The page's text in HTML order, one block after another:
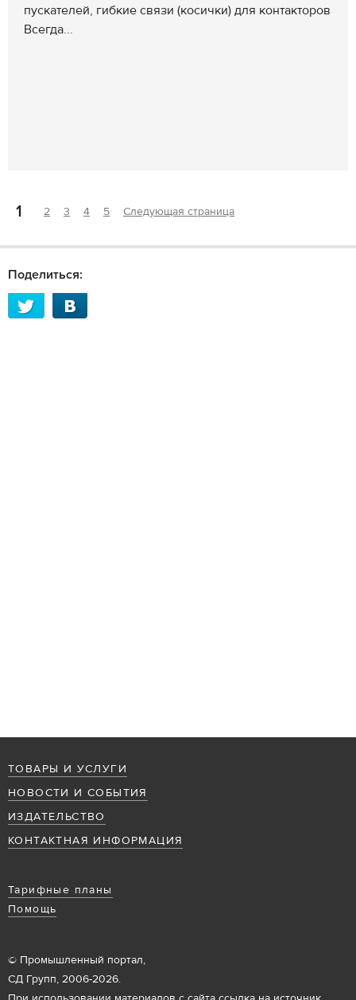
пускателей, гибкие связи (косички) для контакторов
Всегда...
1 2 3 4 5 Следующая страница
Поделиться:
ТОВАРЫ И УСЛУГИ
НОВОСТИ И СОБЫТИЯ
ИЗДАТЕЛЬСТВО
КОНТАКТНАЯ ИНФОРМАЦИЯ
Тарифные планы
Помощь
© Промышленный портал,
СД Групп, 2006-2026.